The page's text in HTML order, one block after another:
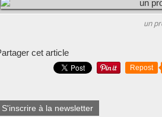
un
cet article
Repost
S'inscrire à la newsletter